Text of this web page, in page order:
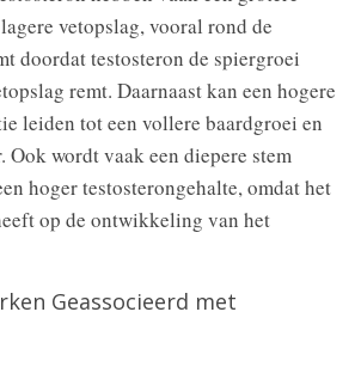
vetopslag, vooral rond de
doordat testosteron de spiergroei
remt. Daarnaast kan een hogere
leiden tot een vollere baardgroei en
Ook wordt vaak een diepere stem
hoger testosterongehalte, omdat het
op de ontwikkeling van het
Geassocieerd met